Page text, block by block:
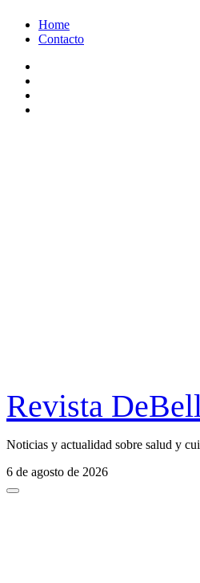
Home
Contacto
Revista
Noticias y actualidad sobre salud y
6 de agosto de 2026